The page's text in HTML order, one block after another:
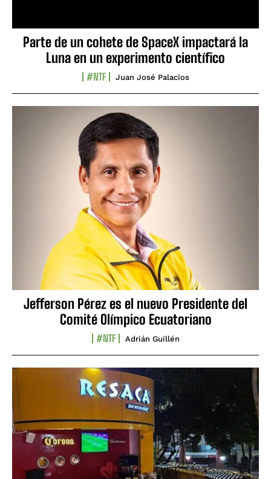
Parte de un cohete de SpaceX impactará la
Luna en un experimento científico
#NTF Juan José Palacios
Jefferson Pérez es el nuevo Presidente del
Comité Olímpico Ecuatoriano
#NTF Adrián Guillén